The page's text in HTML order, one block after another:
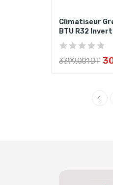
Climatiseur
BTU R32
3 399,001 DT 3